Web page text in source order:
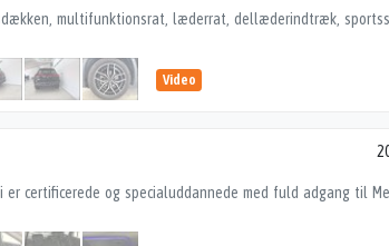
Video